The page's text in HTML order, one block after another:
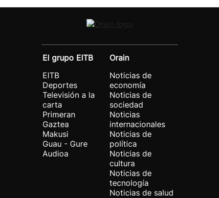
El grupo EITB
EITB
Deportes
Televisión a la
carta
Primeran
Gaztea
Makusi
Guau - Gure
Audioa
Orain
Noticias de
economía
Noticias de
sociedad
Noticias
internacionales
Noticias de
política
Noticias de
cultura
Noticias de
tecnología
Noticias de salud